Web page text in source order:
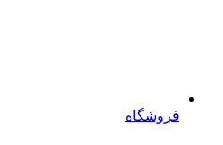
فروشگاه